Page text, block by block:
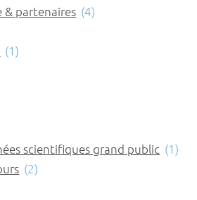
& partenaires (4)
(1)
scientifiques grand public (1)
(2)